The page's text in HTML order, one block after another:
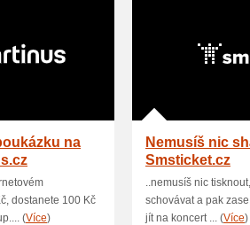
na
dostanete 100 Kč
(Více)
Nemusíš nic
Smsticket.cz
..nemusíš nic
schovávat a pak
jít na koncert ... (Více)